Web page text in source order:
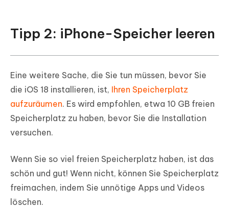
Tipp 2: iPhone-Speicher leeren
Eine weitere Sache, die Sie tun müssen, bevor Sie
die iOS 18 installieren, ist, Ihren Speicherplatz
aufzuräumen. Es wird empfohlen, etwa 10 GB freien
Speicherplatz zu haben, bevor Sie die Installation
versuchen.
Wenn Sie so viel freien Speicherplatz haben, ist das
schön und gut! Wenn nicht, können Sie Speicherplatz
freimachen, indem Sie unnötige Apps und Videos
löschen.